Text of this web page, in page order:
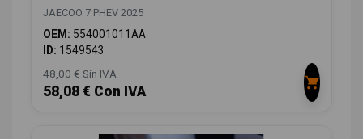
JAECOO 7 PHEV 2025
OEM: 554001011AA
ID: 1549543
48,00 € Sin IVA
58,08 € Con IVA